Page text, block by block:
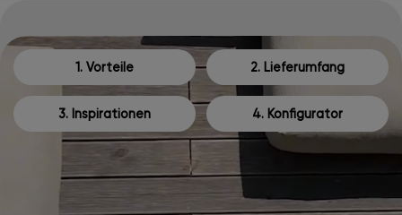
1. Vorteile 2. Lieferumfang
3. Inspirationen 4. Konfigurator